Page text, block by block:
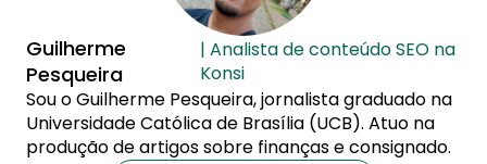
Guilherme
Pesqueira
| Analista de conteúdo SEO na
Konsi
Sou o Guilherme Pesqueira, jornalista graduado na
Universidade Católica de Brasília (UCB). Atuo na
produção de artigos sobre finanças e consignado.